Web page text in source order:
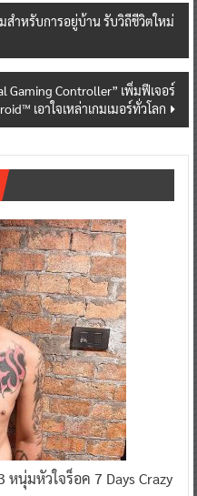
สำหรับการอยู่บ้าน รับวิถีชีวิตใหม่
Gaming Controller” เพิ่มฟีเจอร์
เอาใจเหล่าเกมเมอร์ทั่วโลก
นุ่มหัวใจร็อค 7 Days Crazy